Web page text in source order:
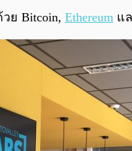
ย Bitcoin, Ethereum แ